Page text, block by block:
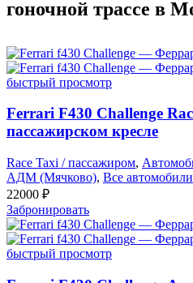
гоночной трассе в
быстрый просмотр
Ferrari F430 Challenge
пассажирском кресле
Race Taxi / пассажиром,
АДМ (Мячково), Все автомобили
22000 ₽
Забронировать
быстрый просмотр